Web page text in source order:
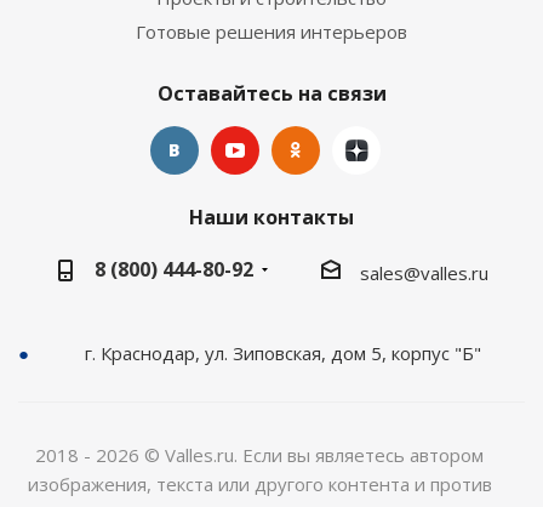
Готовые решения интерьеров
Оставайтесь на связи
Наши контакты
8 (800) 444-80-92
sales@valles.ru
г. Краснодар, ул. Зиповская, дом 5, корпус "Б"
2018 - 2026 © Valles.ru. Если вы являетесь автором
изображения, текста или другого контента и против